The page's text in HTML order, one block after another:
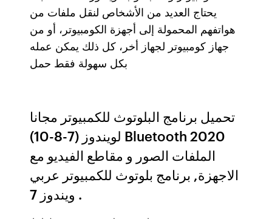
يحتاج العديد من الأشخاص لنقل ملفات من
هواتفهم المحمولة إلى أجهزة الكومبيوتر، أو من
جهاز كومبيوتر لجهاز أخر، كل ذلك يمكن عمله
بكل سهولة فقط حمل
تحميل برنامج البلوتوث للكمبيوتر مجانا
لويندوز (7-8-10) Bluetooth 2020
الملفات الصور و مقاطع الفيديو مع
الاجهزة, برنامج بلوتوث للكمبيوتر عربي
ويندوز 7 .